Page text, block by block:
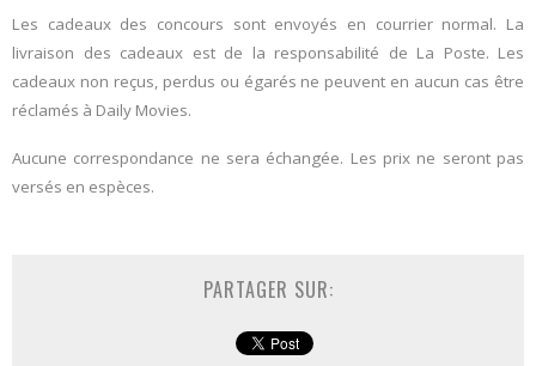
Les cadeaux des concours sont envoyés en courrier normal. La
livraison des cadeaux est de la responsabilité de La Poste. Les
cadeaux non reçus, perdus ou égarés ne peuvent en aucun cas être
réclamés à Daily Movies.
Aucune correspondance ne sera échangée. Les prix ne seront pas
versés en espèces.
PARTAGER SUR: